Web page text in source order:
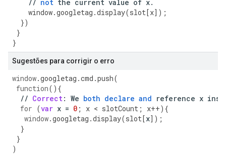
// not the current value of x.
window.googletag .display(slot[x]);
})
}
}
Sugestões para corrigir o erro
window.googletag .cmd .push(
function() {
// Correct: We both declare and reference x
for (var x = 0 ; x < slotCount ; x++) {
window.googletag .display(slot[x] );
}
}
)